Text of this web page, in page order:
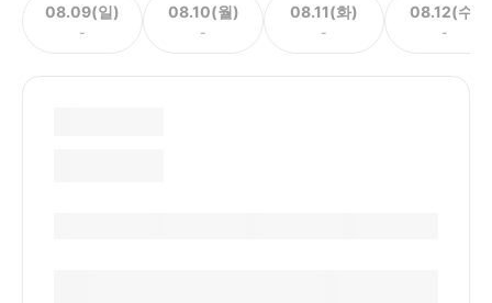
08.09(일)
-
08.10(월)
-
08.11(화)
-
08.12(수)
-